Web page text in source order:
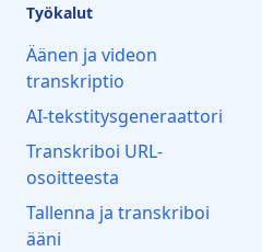
Työkalut
Äänen ja videon
transkriptio
AI-tekstitysgeneraattori
Transkriboi URL-
osoitteesta
Tallenna ja transkriboi
ääni